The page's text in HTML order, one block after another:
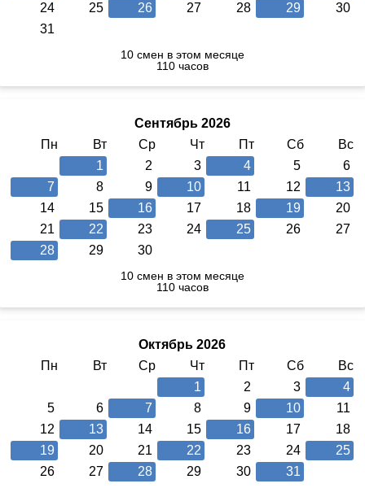
24
25 26 27 28 29
30
31
10 смен в этом месяце
110 часов
Сентябрь 2026
Пн
Вт Ср Чт Пт Сб
Вс
1
2 3 4 5
6
7
8 9 10 11 12
13
14
15 16 17 18 19
20
21
22 23 24 25 26
27
28
29 30
10 смен в этом месяце
110 часов
Октябрь 2026
Пн
Вт Ср Чт Пт Сб
Вс
1
2 3
4
5
6 7 8 9 10
11
12
13 14 15 16 17
18
19
20 21 22 23 24
25
26
27 28 29 30 31